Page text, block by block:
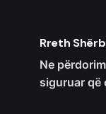
Rreth
Ne
siguruar që